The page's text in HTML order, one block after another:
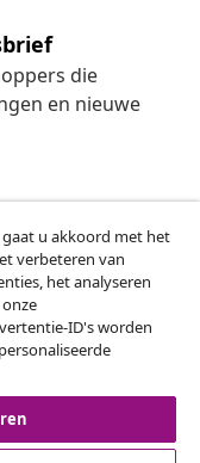
die
en nieuwe
gaat u akkoord met het
verbeteren van
het analyseren
ID's worden